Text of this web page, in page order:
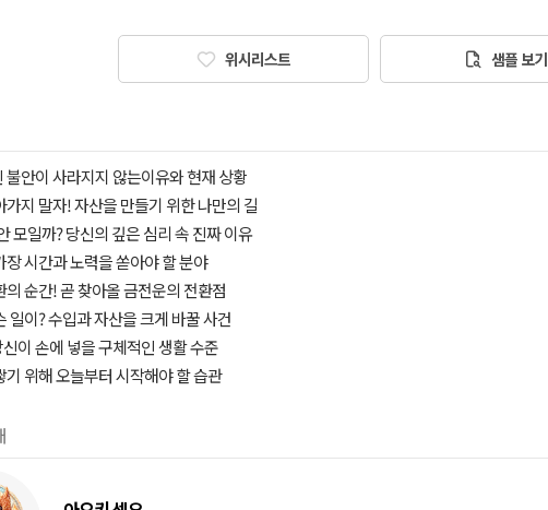
위시리스트 샘플 보기
불안이 사라지지 않는이유와 현재 상황
가지 말자! 자산을 만들기 위한 나만의 길
모일까? 당신의 깊은 심리 속 진짜 이유
장 시간과 노력을 쏟아야 할 분야
의 순간! 곧 찾아올 금전운의 전환점
일이? 수입과 자산을 크게 바꿀 사건
신이 손에 넣을 구체적인 생활 수준
기 위해 오늘부터 시작해야 할 습관